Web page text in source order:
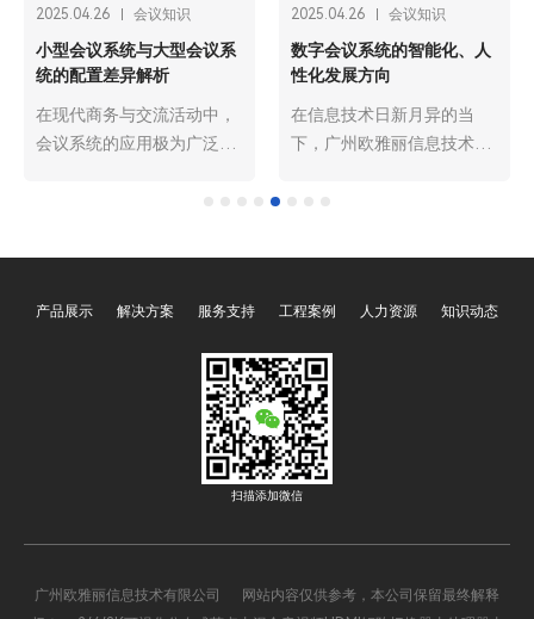
2025.04.26 会议知识
小型会议系统与大型会议系
统的配置差异解析
在现代商务与交流活动中，
会议系统的应用极为广泛。
会议系统可分为小型会议系
配置上存在诸多差异。深入
织机构依据自身情况，精准
2025.04.26 会议知识
数字会议系统的智能化、人
性化发展方向
在信息技术日新月异的当
下，广州欧雅丽信息技术有
朝着智能化、人性化的方向
仅深刻改变了传统会议模
带来了前所未有的便捷与高
效。
产品展示 解决方案 服务支持 工程案例 人力资源 知识动态
扫描添加微信
广州欧雅丽信息技术有限公司 网站内容仅供参考，本公司保留最终解释